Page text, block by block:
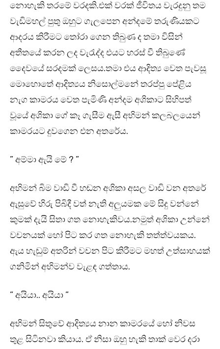
නොහැකි තරමේ වරදකි.එක් වරක් ජීවිතය වැරදුනු තම
වැඩිමහල් පුතු ඔහුට ගැලපෙන අන්දමේ තරුණියකට
ආදරය කිරීමට තෝරා ගෙන තිබුණ ද තමා විසින්
අතීතයේ කරන ලද වැරැද්ද එයට හරස් වී තිබුණේ
දෛවයේ සරදමක් ලෙසය.තමා එය ආදිත්‍ය වෙත පැවසූ
මොහොතේ ආදිත්‍යය නිසොල්මනේ තරප්පු පේළිය
නැග කාමරය වෙත පැමිණි අන්දම අශිකාට සිහිපත්
වූයේ අශිකා ගේ කෑ ගැසීම ඇසී අභිමන් කලබලයෙන්
කාමරයට දුවගෙන එන අතරේය.
” අම්මා ඇයි මේ ? ”
අභිමන් බිම වාඩි වී හඬන අශිකා අසල වාඩි වන අතරේ
ඇසුවේ හිරු පිබිදී වත් නැති අලුයමක මේ සිදු වන්නේ
කුමක් දැයි සිතා ගත නොහැකිවය.නමුත් අශිකා උන්නේ
වචනයක් හෝ පිට කර ගත නොහැකි තත්ත්වයකය.
ඇය හැඬුම් අතරින් වචන පිට කිරීමට මහත් උත්සාහයක්
ගනිමින් අභිමන්ව වැළඳ ගත්තාය.
” අයියා.. අයියා ”
අභිමන් සිතුවේ ආදිත්‍යය නාන කාමරයේ හෝ නිවස
තුළ සිටිනවා කියාය. ඒ නිසා ඔහු හැකි තාක් වෙර දරා